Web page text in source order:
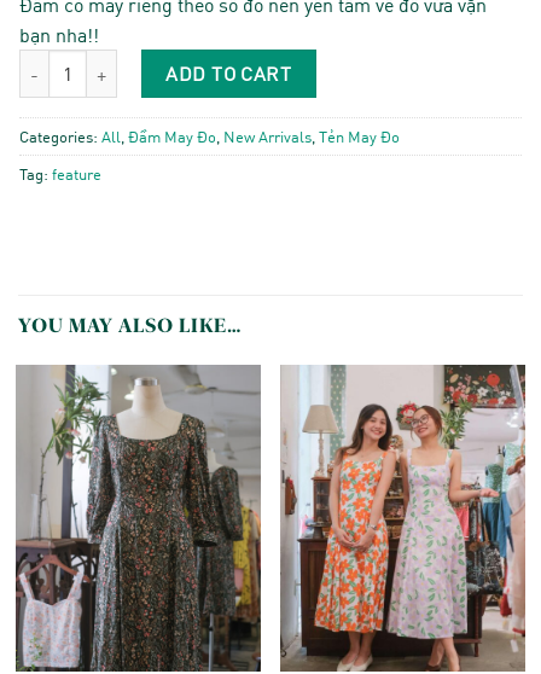
bạn nha!!
Grace - Đũi quantity ADD TO CART
Categories: All,Đầm May Đo, New Arrivals,Tẻn May Đo
Tag: feature
YOU MAY ALSO LIKE…